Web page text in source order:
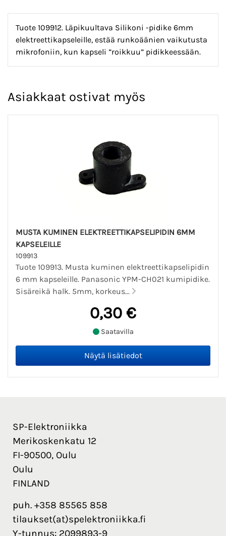
Tuote 109912. Läpikuultava Silikoni -pidike 6mm
elektreettikapseleille, estää runkoäänien vaikutusta
mikrofoniin, kun kapseli ”roikkuu” pidikkeessään.
Asiakkaat ostivat myös
MUSTA KUMINEN ELEKTREETTIKAPSELIPIDIN 6MM
KAPSELEILLE
109913
Tuote 109913. Musta kuminen elektreettikapselipidin
6 mm kapseleille. Panasonic YPM-CH021 kumipidike.
Sisäreikä halk. 5mm, korkeus...
0,30 €
Saatavilla
SP-Elektroniikka
Merikoskenkatu 12
FI-90500, Oulu
Oulu
FINLAND
puh. +358 85565 858
tilaukset(at)spelektroniikka.fi
Y-tunnus: 2099893-9